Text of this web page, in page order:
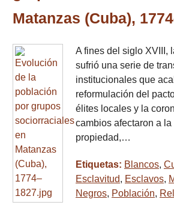
Matanzas (Cuba),
A fines del siglo XVIII,
sufrió una serie de
institucionales que
reformulación del
élites locales y la
cambios afectaron a
propiedad,…
Etiquetas: Blancos,
Esclavitud, Esclavos,
Negros, Población,